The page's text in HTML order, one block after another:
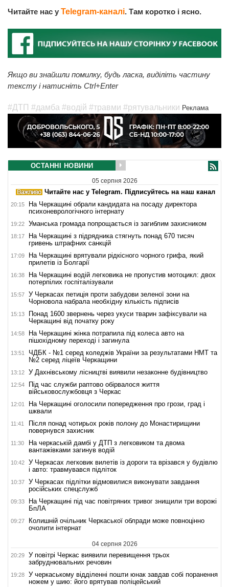
Читайте нас у Telegram-каналі. Там коротко і ясно.
Якщо ви знайшли помилку, будь ласка, виділіть частину
тексту і натисніть Ctrl+Enter
#ДТП #дамба #водій #травми #рятувальники Реклама
ОСТАННІ НОВИНИ
05 серпня 2026
Читайте нас у Telegram. Підписуйтесь на наш канал
20:15
На Черкащині обрали кандидата на посаду директора
психоневрологічного інтернату
19:22 Уманська громада попрощається із загиблим захисником
18:17
На Черкащині з підрядника стягнуть понад 670 тисяч
гривень штрафних санкцій
17:09
На Черкащині врятували рідкісного чорного грифа, який
прилетів із Болгарії
16:38
На Черкащині водій легковика не пропустив мотоцикл: двох
потерпілих госпіталізували
15:57
У Черкасах петиція проти забудови зеленої зони на
Чорновола набрала необхідну кількість підписів
15:13
Понад 1600 звернень через укуси тварин зафіксували на
Черкащині від початку року
14:58
На Черкащині жінка потрапила під колеса авто на
пішохідному переході і загинула
13:51
ЧДБК - №1 серед коледжів України за результатами НМТ та
№2 серед ліцеїв Черкащини
13:12 У Дахнівському лісництві виявили незаконне будівництво
12:54
Під час служби раптово обірвалося життя
військовослужбовця з Черкас
12:01
На Черкащині оголосили попередження про грози, град і
шквали
11:41
Після понад чотирьох років полону до Монастирищини
повернувся захисник
11:30
На черкаській дамбі у ДТП з легковиком та двома
вантажівками загинув водій
10:42
У Черкасах легковик вилетів із дороги та врізався у будівлю
і авто: травмувався підліток
10:37
У Черкасах підлітки відмовилися виконувати завдання
російських спецслужб
09:33
На Черкащині під час повітряних тривог знищили три ворожі
БпЛА
09:27
Колишній очільник Черкаської облради може повноцінно
очолити інтернат
04 серпня 2026
20:29
У повітрі Черкас виявили перевищення трьох
забруднювальних речовин
19:28
У черкаському відділенні пошти юнак завдав собі поранення
ножем у шию: його врятував поліцейський